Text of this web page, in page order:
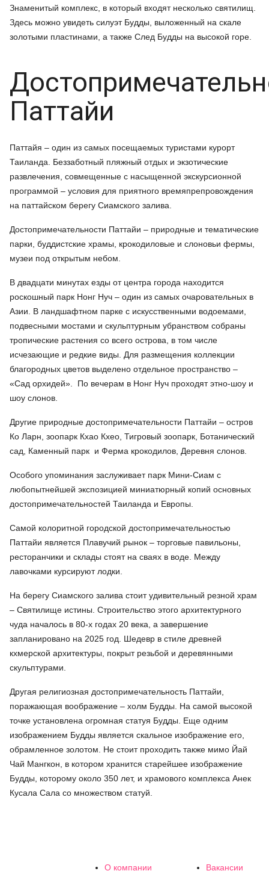
Знаменитый комплекс, в который входят несколько святилищ.
Здесь можно увидеть силуэт Будды, выложенный на скале
золотыми пластинами, а также След Будды на высокой горе.
Паттайи
Паттайя – один из самых посещаемых туристами курорт
Таиланда. Беззаботный пляжный отдых и экзотические
развлечения, совмещенные с насыщенной экскурсионной
программой – условия для приятного времяпрепровождения
на паттайском берегу Сиамского залива.
Достопримечательности Паттайи – природные и тематические
парки, буддистские храмы, крокодиловые и слоновьи фермы,
музеи под открытым небом.
В двадцати минутах езды от центра города находится
роскошный парк Нонг Нуч – один из самых очаровательных в
Азии. В ландшафтном парке с искусственными водоемами,
подвесными мостами и скульптурным убранством собраны
тропические растения со всего острова, в том числе
исчезающие и редкие виды. Для размещения коллекции
благородных цветов выделено отдельное пространство –
«Сад орхидей». По вечерам в Нонг Нуч проходят этно-шоу и
шоу слонов.
Другие природные достопримечательности Паттайи – остров
Ко Ларн, зоопарк Кхао Кхео, Тигровый зоопарк, Ботанический
сад, Каменный парк и Ферма крокодилов, Деревня слонов.
Особого упоминания заслуживает парк Мини-Сиам с
любопытнейшей экспозицией миниатюрный копий основных
достопримечательностей Таиланда и Европы.
Самой колоритной городской достопримечательностью
Паттайи является Плавучий рынок – торговые павильоны,
ресторанчики и склады стоят на сваях в воде. Между
лавочками курсируют лодки.
На берегу Сиамского залива стоит удивительный резной храм
– Святилище истины. Строительство этого архитектурного
чуда началось в 80-х годах 20 века, а завершение
запланировано на 2025 год. Шедевр в стиле древней
кхмерской архитектуры, покрыт резьбой и деревянными
скульптурами.
Другая религиозная достопримечательность Паттайи,
поражающая воображение – холм Будды. На самой высокой
точке установлена огромная статуя Будды. Еще одним
изображением Будды является скальное изображение его,
обрамленное золотом. Не стоит проходить также мимо Йай
Чай Мангкон, в котором хранится старейшее изображение
Будды, которому около 350 лет, и храмового комплекса Анек
Кусала Сала со множеством статуй.
О компании Вакансии